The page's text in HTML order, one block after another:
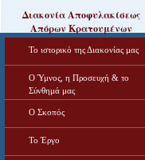
Διακονία Αποφυλακίσεως
Απόρων Κρατουμένων
Το ιστορικό της Διακονίας μας
Ο Ύμνος, η Προσευχή & το
Σύνθημά μας
Ο Σκοπός
Το Έργο